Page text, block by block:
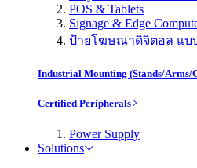
POS & Tablets
Signage & Edge
ป้ายโฆษณาดิจิตอล แบบ
Industrial Mounting (Stands/Arms/
Certified Peripherals
Power Supply
Solutions